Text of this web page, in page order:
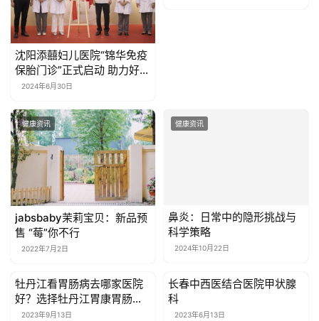
沈阳添囍妇儿医院“锦华免疫
保胎门诊”正式启动 助力好孕
圆梦！
2024年6月30日
健康资讯
jabsbaby茉莉宝贝：新品预
售 “莓”你不行
2022年7月2日
健康资讯
鼻炎：日常中的隐形挑战与
科学策略
2024年10月22日
健康资讯
牡丹江看胃肠病去哪家医院
好？选择牡丹江胃康胃肠病
医院最靠谱
2023年9月13日
健康资讯
长春中西医结合医院甲状腺
科
2023年6月13日